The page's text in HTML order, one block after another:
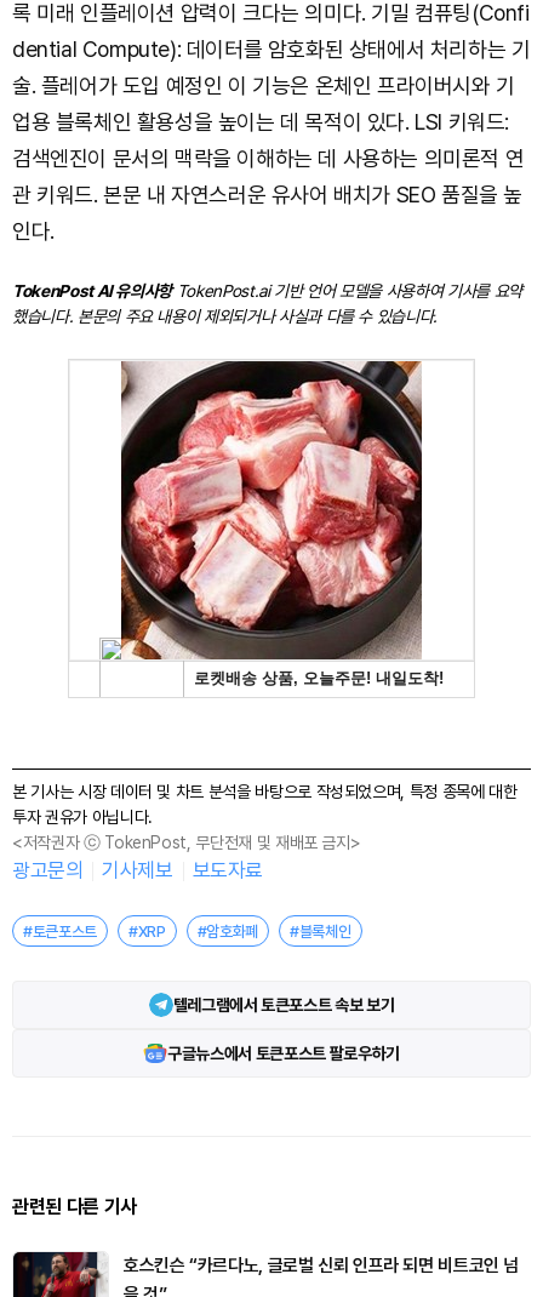
록 미래 인플레이션 압력이 크다는 의미다. 기밀 컴퓨팅(Confi
dential Compute): 데이터를 암호화된 상태에서 처리하는 기
술. 플레어가 도입 예정인 이 기능은 온체인 프라이버시와 기
업용 블록체인 활용성을 높이는 데 목적이 있다. LSI 키워드:
검색엔진이 문서의 맥락을 이해하는 데 사용하는 의미론적 연
관 키워드. 본문 내 자연스러운 유사어 배치가 SEO 품질을 높
인다.
TokenPost AI 유의사항TokenPost.ai 기반 언어 모델을 사용하여 기사를 요약
했습니다. 본문의 주요 내용이 제외되거나 사실과 다를 수 있습니다.
본 기사는 시장 데이터 및 차트 분석을 바탕으로 작성되었으며, 특정 종목에 대한
투자 권유가 아닙니다.
<저작권자 ⓒ TokenPost, 무단전재 및 재배포 금지>
광고문의 기사제보 보도자료
#토큰포스트 #XRP #암호화폐 #블록체인
텔레그램에서 토큰포스트 속보 보기
구글뉴스에서 토큰포스트 팔로우하기
관련된 다른 기사
호스킨슨 “카르다노, 글로벌 신뢰 인프라 되면 비트코인 넘